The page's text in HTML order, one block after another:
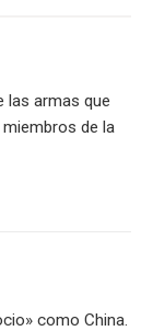
las armas que
de la
como China.